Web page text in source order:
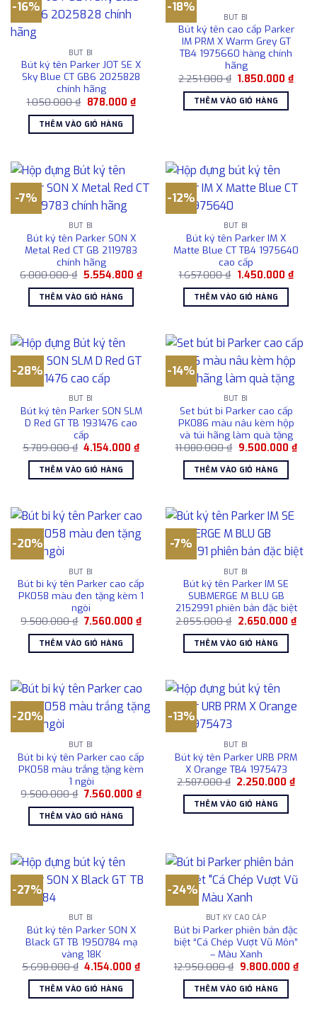
-16%
BÚT BI
Bút ký tên Parker JOT SE X
Sky Blue CT GB6 2025828
chính hãng
1.050.000₫ Giá
là:
1.050.000 ₫.
878.000 ₫Giá
hiện
THÊM VÀO GIỎ HÀNG
-18%
BÚT BI
Bút ký tên cao cấp Parker
IM PRM X Warm Grey GT
TB4 1975660 hàng chính
hãng
2.251.000₫ Giá
là:
2.251.000 ₫.
1.850.000₫Giá
hiện
THÊM VÀO GIỎ HÀNG
-7%
BÚT BI
Bút ký tên Parker SON X
Metal Red CT GB 2119783
chính hãng
6.000.000₫ Giá
là:
6.000.000 ₫.
5.554.800 ₫Giá
hiện
5.554.800 ₫.
THÊM VÀO GIỎ HÀNG
-12%
BÚT BI
Bút ký tên Parker IM X
Matte Blue CT TB4 1975640
cao cấp
1.657.000₫ Giá
là:
1.657.000 ₫.
1.450.000 ₫Giá
hiện
THÊM VÀO GIỎ HÀNG
-28%
BÚT BI
Bút ký tên Parker SON SLM
D Red GT TB 1931476 cao
cấp
5.789.000₫ Giá
là:
5.789.000 ₫.
4.154.000₫Giá
THÊM VÀO GIỎ HÀNG
-14%
BÚT BI
Set bút bi Parker cao cấp
PK086 màu nâu kèm hộp
và túi hãng làm quà tặng
11.080.000₫ Giá
là:
11.080.000 ₫.
9.500.000 ₫Giá
THÊM VÀO GIỎ HÀNG
-20%
BÚT BI
Bút bi ký tên Parker cao cấp
PK058 màu đen tặng kèm 1
ngòi
9.500.000₫ Giá
là:
9.500.000 ₫.
7.560.000 ₫Giá
hiện
7.560.000 ₫.
THÊM VÀO GIỎ HÀNG
-7%
BÚT BI
Bút ký tên Parker IM SE
SUBMERGE M BLU GB
2152991 phiên bản đặc biệt
2.855.000₫ Giá
là:
2.855.000 ₫.
2.650.000 ₫Giá
hiện
THÊM VÀO GIỎ HÀNG
-20%
BÚT BI
Bút bi ký tên Parker cao cấp
PK058 màu trắng tặng kèm
1 ngòi
9.500.000₫ Giá
là:
9.500.000 ₫.
7.560.000 ₫Giá
hiện
THÊM VÀO GIỎ HÀNG
-13%
BÚT BI
Bút ký tên Parker URB PRM
X Orange TB4 1975473
2.587.000₫ Giá
là:
2.587.000 ₫.
2.250.000₫Giá
hiện
THÊM VÀO GIỎ HÀNG
-27%
BÚT BI
Bút ký tên Parker SON X
Black GT TB 1950784 mạ
vàng 18K
5.698.000₫ Giá
là:
5.698.000 ₫.
4.154.000₫Giá
hiện
4.154.000 ₫.
THÊM VÀO GIỎ HÀNG
-24%
BÚT KÝ CAO CẤP
Bút bi Parker phiên bản đặc
biệt “Cá Chép Vượt Vũ Môn”
– Màu Xanh
12.950.000₫ Giá
là:
12.950.000 ₫.
9.800.000 ₫Giá
hiện
THÊM VÀO GIỎ HÀNG